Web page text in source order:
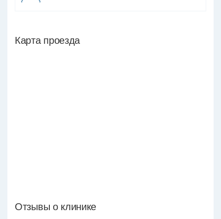
Карта проезда
Отзывы о клинике